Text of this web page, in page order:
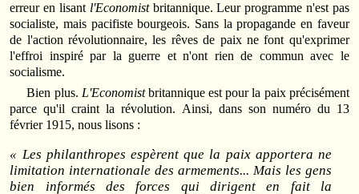
erreur en lisant l'Economistbritannique. Leur programme n'est pas
socialiste, mais pacifiste bourgeois. Sans la propagande en faveur
de l'action révolutionnaire, les rêves de paix ne font qu'exprimer
l'effroi inspiré par la guerre et n'ont rien de commun avec le
socialisme.
Bien plus. L'Economistbritannique est pour la paix précisément
parce qu'il craint la révolution. Ainsi, dans son numéro du 13
février 1915, nous lisons :
« Les philanthropes espèrent que la paix apportera ne
limitation internationale des armements... Mais les gens
bien informés des forces qui dirigent en fait la